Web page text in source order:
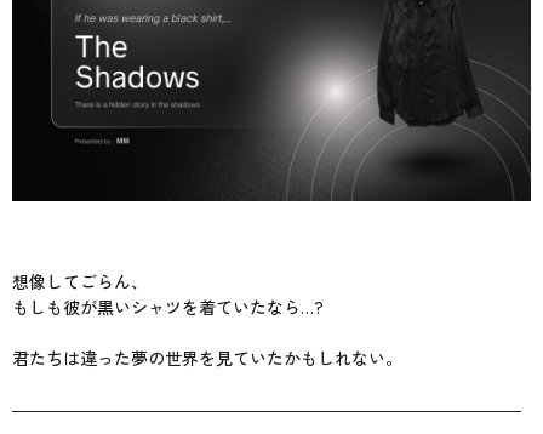
想像してごらん、
もしも彼が黒いシャツを着ていたなら…?
君たちは違った夢の世界を見ていたかもしれない。
――――――――――――――――――――――――――――――